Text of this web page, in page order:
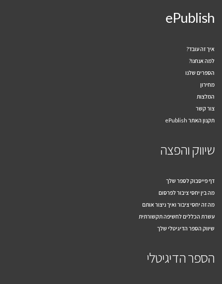
ePublish
איך זה עובד?
למה אנחנו?
מחירון
שיווק והפצה
דף פייסבוק לספר שלך
מה זה יחסי ציבור ואיך ניצור אותם
עשרת הכללים לחשיפה תקשורתית
הספר הדיגיטלי